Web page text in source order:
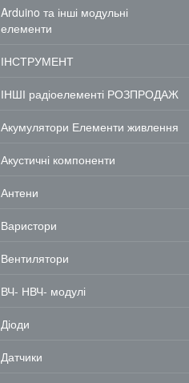
Arduino та інші модульні
елементи
ІНСТРУМЕНТ
ІНШІ радіоелементі РОЗПРОДАЖ
Акумулятори Елементи живлення
Акустичні компоненти
Антени
Варистори
Вентилятори
ВЧ- НВЧ- модулі
Діоди
Датчики